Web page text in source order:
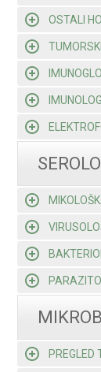
OSTALI
PREGLED